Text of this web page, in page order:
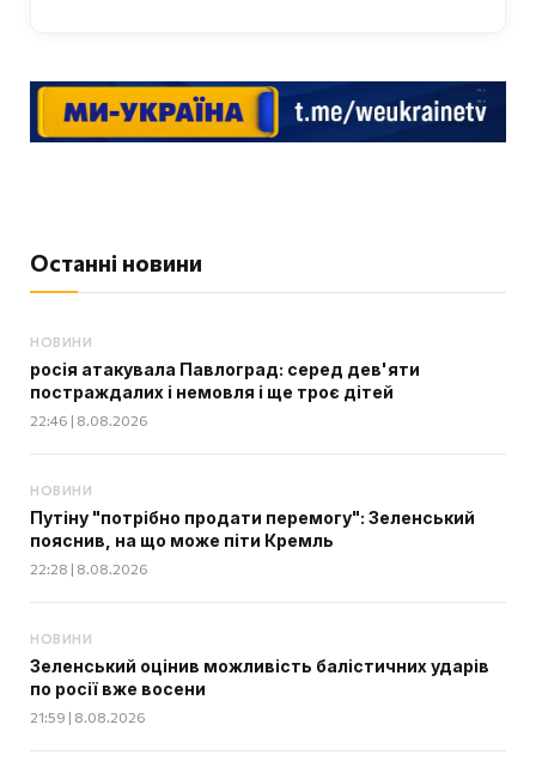
Останні новини
НОВИНИ
росія атакувала Павлоград: серед дев'яти
постраждалих і немовля і ще троє дітей
22:46 | 8.08.2026
НОВИНИ
Путіну "потрібно продати перемогу": Зеленський
пояснив, на що може піти Кремль
22:28 | 8.08.2026
НОВИНИ
Зеленський оцінив можливість балістичних ударів
по росії вже восени
21:59 | 8.08.2026